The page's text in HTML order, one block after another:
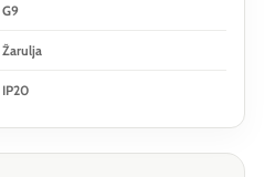
G9
Žarulja
IP20